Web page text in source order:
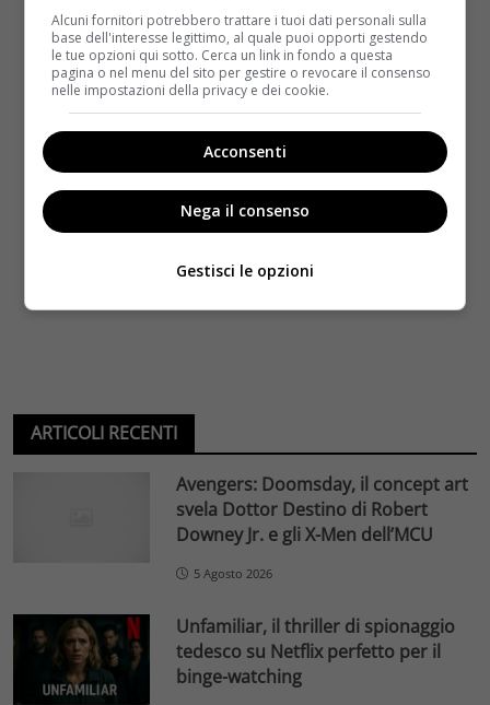
ARTICOLI RECENTI
Avengers: Doomsday, il concept art
svela Dottor Destino di Robert
Downey Jr. e gli X-Men dell’MCU
5 Agosto 2026
Unfamiliar, il thriller di spionaggio
tedesco su Netflix perfetto per il
binge-watching
Alcuni fornitori potrebbero trattare i tuoi dati personali sulla
base dell'interesse legittimo, al quale puoi opporti gestendo
le tue opzioni qui sotto. Cerca un link in fondo a questa
pagina o nel menu del sito per gestire o revocare il consenso
nelle impostazioni della privacy e dei cookie.
Acconsenti
Nega il consenso
Gestisci le opzioni